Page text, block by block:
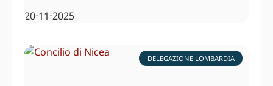
20⋅11⋅2025
DELEGAZIONE LOMBARDIA